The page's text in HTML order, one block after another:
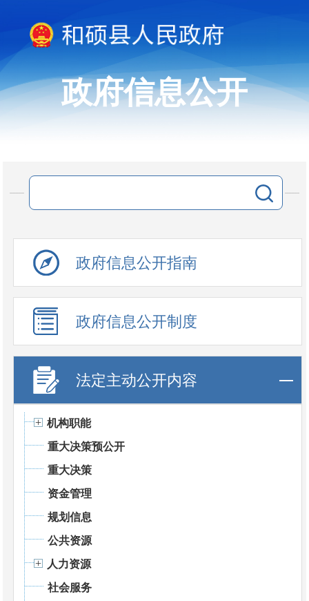
政府信息公开
政府信息公开指南
政府信息公开制度
法定主动公开内容
机构职能
重大决策预公开
重大决策
资金管理
规划信息
公共资源
人力资源
社会服务